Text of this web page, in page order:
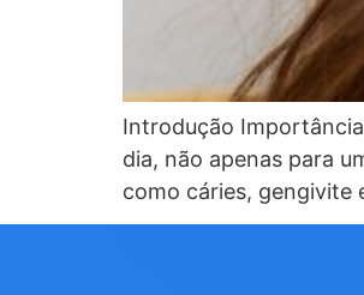
Introdução
dia, não apenas para
como cáries, gengivite